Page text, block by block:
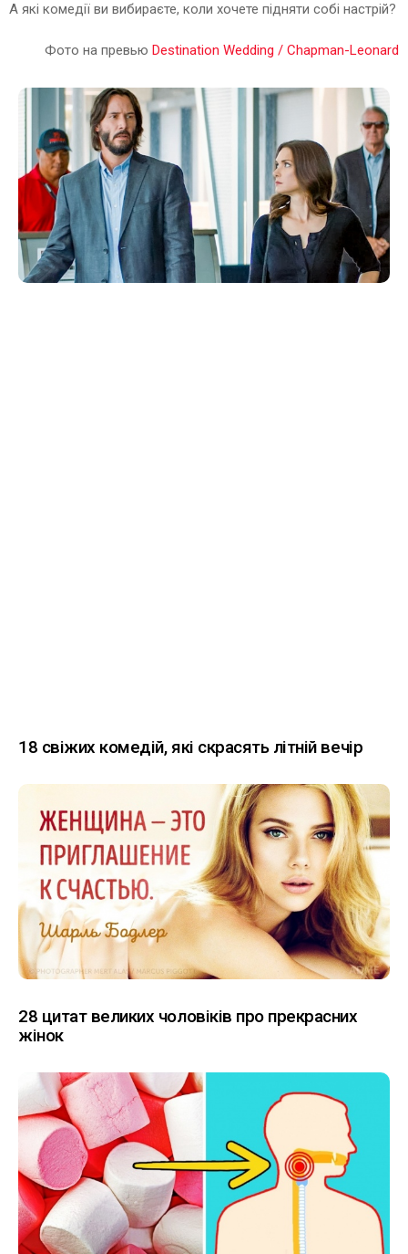
А які комедії ви вибираєте, коли хочете підняти собі настрій?
Фото на превью Destination Wedding / Chapman-Leonard
18 свіжих комедій, які скрасять літній вечір
28 цитат великих чоловіків про прекрасних
жінок